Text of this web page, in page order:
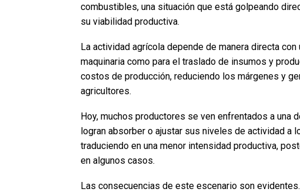
combustibles, una situación que está golpeando
su viabilidad productiva.
La actividad agrícola depende de manera directa
maquinaria como para el traslado de insumos y
costos de producción, reduciendo los márgenes y
agricultores.
Hoy, muchos productores se ven enfrentados a una
logran absorber o ajustar sus niveles de actividad a
traduciendo en una menor intensidad productiva,
en algunos casos.
Las consecuencias de este escenario son